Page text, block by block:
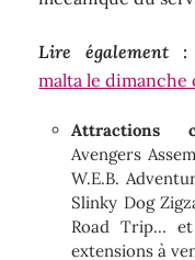
Lire également :
malta le dimanche
Attractions
Avengers
W.E.B.
Slinky Dog
Road Trip…
extensions à